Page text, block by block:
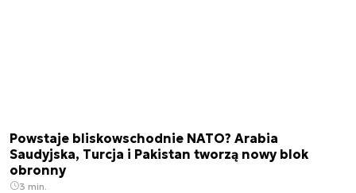
Powstaje bliskowschodnie NATO? Arabia
Saudyjska, Turcja i Pakistan tworzą nowy blok
obronny
3 min.